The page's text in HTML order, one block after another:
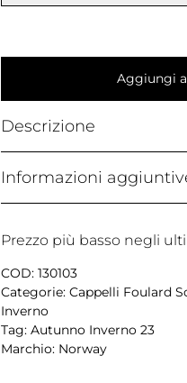
Aggiungi
Descrizione
Informazioni
Prezzo più basso negli
COD:130103
Categorie:Cappelli Foulard
Inverno
Tag:Autunno Inverno 23
Marchio: Norway